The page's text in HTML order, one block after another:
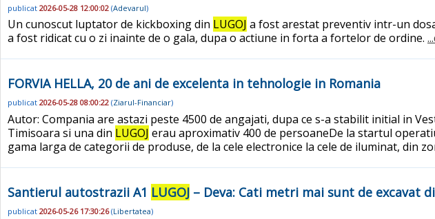
publicat 2026-05-28 12:00:02 (Adevarul)
Un cunoscut luptator de kickboxing din LUGOJ a fost arestat preventiv intr-un
a fost ridicat cu o zi inainte de o gala, dupa o actiune in forta a fortelor de ordine.
FORVIA HELLA, 20 de ani de excelenta in tehnologie in Romania
publicat 2026-05-28 08:00:22 (Ziarul-Financiar)
Autor: Compania are astazi peste 4500 de angajati, dupa ce s-a stabilit initial in
Timisoara si una din LUGOJ erau aproximativ 400 de persoaneDe la startul
gama larga de categorii de produse, de la cele electronice la cele de iluminat, din
Santierul autostrazii A1 LUGOJ – Deva: Cati metri mai sunt de excavat
publicat 2026-05-26 17:30:26(Libertatea)